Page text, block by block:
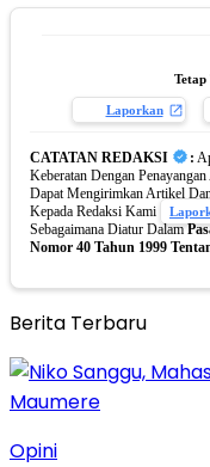
Tetap
Laporkan
CATATAN REDAKSI :
Keberatan Dengan
Dapat Mengirimkan Artikel
Kepada Redaksi Kami
Sebagaimana Diatur Dalam
Nomor 40 Tahun 1999
Berita Terbaru
Opini